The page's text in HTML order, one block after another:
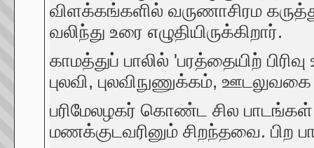
விளக்கங்களில் வருணாசிரம
வலிந்து உரை எழுதியிருக்கிறார்.
காமத்துப் பாலில் 'பரத்தையிற்
புலவி, புலவிநுணுக்கம்,
பரிமேலழகர் கொண்ட சில
மணக்குடவரினும் சிறந்தவை. பிற